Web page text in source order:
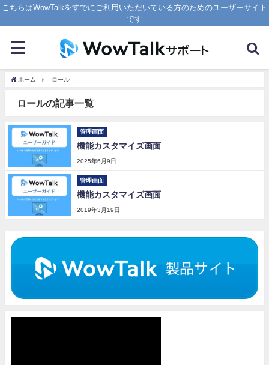
こちらはWowTalkをすでにご利用いただいている方のためのユーザーサイト
です
ホーム ロール
ロールの記事一覧
管理画面
機能カスタマイズ画面
2025年6月9日
管理画面
機能カスタマイズ画面
2019年3月19日